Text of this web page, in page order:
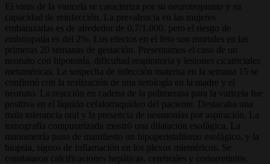
El virus de la varicela se caracteriza por su neurotropismo y su
capacidad de reinfección. La prevalencia en las mujeres
embarazadas es de alrededor de 0,7/1.000, pero el riesgo de
embriopatía es del 2%. Los efectos en el feto son mortales en las
primeras 20 semanas de gestación. Presentamos el caso de un
neonato con hipotonía, dificultad respiratoria y lesiones cicatriciales
metaméricas. La sospecha de infección materna en la semana 15 se
confirmó con la realización de una serología en la madre y el
neonato. La reacción en cadena de la polimerasa para la varicela fue
positiva en el líquido cefalorraquídeo del paciente. Destacaba una
mala tolerancia oral y la presencia de neumonías por aspiración. La
tomografía computarizada mostró una dilatación esofágica. La
manometría puso de manifiesto un hipoperistaltismo esofágico, y la
biopsia, signos de inflamación en los plexos mientéricos. Se
constataron calcificaciones hepáticas, cerebrales y coriorretinitis.